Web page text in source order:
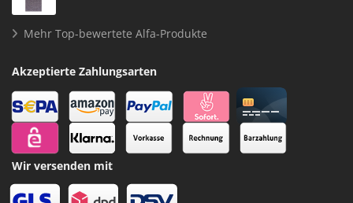
Mehr Top-bewertete Alfa-Produkte
Akzeptierte Zahlungsarten
Wir versenden mit